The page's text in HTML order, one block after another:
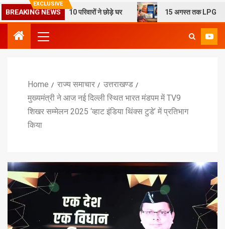
EXCLUSIVE
BREAKING NEWS
से दहशत, 10 परिवारों ने छोड़े घर 15 अगस्त तक LPG कनेक्शन की e-
Home राज्य समाचार
उत्तराखण्ड
मुख्यमंत्री ने आज नई दिल्ली स्थित भारत मंडपम में TV9
शिखर सम्मेलन 2025 ‘व्हाट इंडिया थिंक्स टुडे’ में प्रतिभाग
किया